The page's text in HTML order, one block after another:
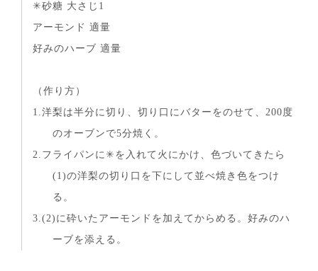
✳︎砂糖 大さじ1
アーモンド 適量
好みのハーブ 適量
（作り方）
1.洋梨は半分に切り、切り口にバターをのせて、200度
のオーブンで5分焼く。
2.フライパンに✳︎を入れて火にかけ、色づいてきたら
(1)の洋梨の切り口を下にして並べ焼き色をつけ
る。
3.(2)に砕いたアーモンドを加えてからめる。好みのハ
ーブを添える。